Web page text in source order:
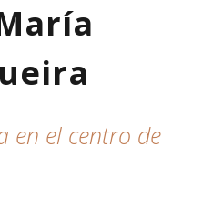
en el centro de